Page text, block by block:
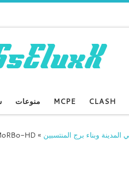
CLASH
MCPE منوعات
»
HD